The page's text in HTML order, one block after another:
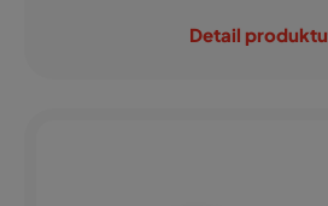
Detail produktu